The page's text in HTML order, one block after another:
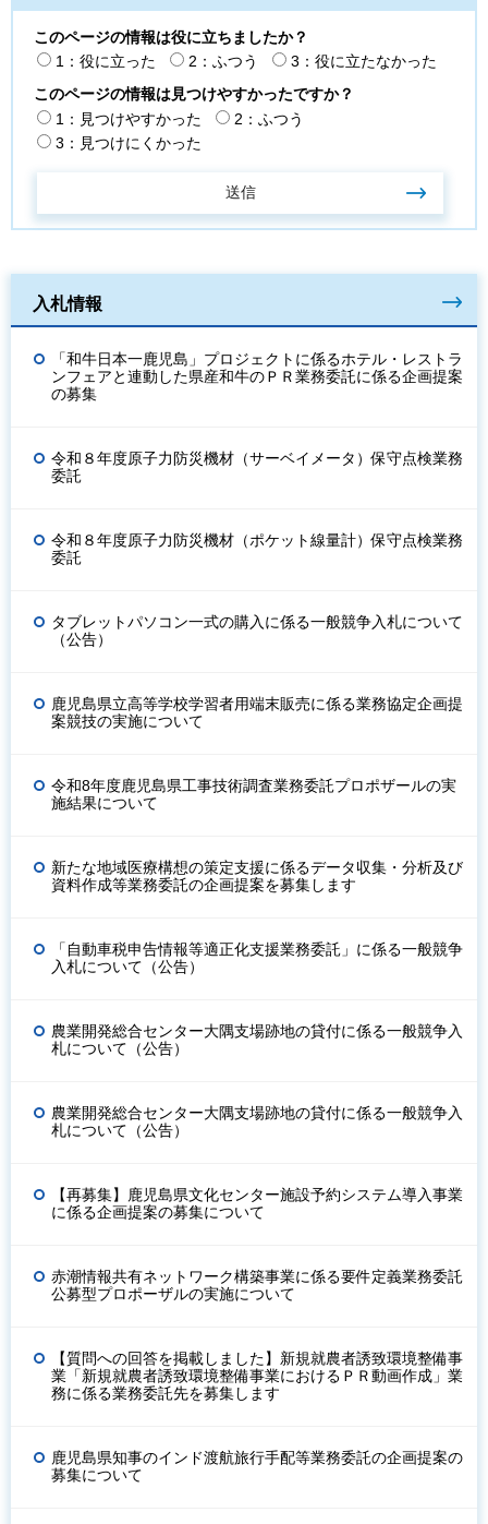
このページの情報は役に立ちましたか？
1：役に立った
2：ふつう
3：役に立たなかった
このページの情報は見つけやすかったですか？
1：見つけやすかった
2：ふつう
3：見つけにくかった
入札情報
「和牛日本一鹿児島」プロジェクトに係るホテル・レストラ
ンフェアと連動した県産和牛のＰＲ業務委託に係る企画提案
の募集
令和８年度原子力防災機材（サーベイメータ）保守点検業務
委託
令和８年度原子力防災機材（ポケット線量計）保守点検業務
委託
タブレットパソコン一式の購入に係る一般競争入札について
（公告）
鹿児島県立高等学校学習者用端末販売に係る業務協定企画提
案競技の実施について
令和8年度鹿児島県工事技術調査業務委託プロポザールの実
施結果について
新たな地域医療構想の策定支援に係るデータ収集・分析及び
資料作成等業務委託の企画提案を募集します
「自動車税申告情報等適正化支援業務委託」に係る一般競争
入札について（公告）
農業開発総合センター大隅支場跡地の貸付に係る一般競争入
札について（公告）
農業開発総合センター大隅支場跡地の貸付に係る一般競争入
札について（公告）
【再募集】鹿児島県文化センター施設予約システム導入事業
に係る企画提案の募集について
赤潮情報共有ネットワーク構築事業に係る要件定義業務委託
公募型プロポーザルの実施について
【質問への回答を掲載しました】新規就農者誘致環境整備事
業「新規就農者誘致環境整備事業におけるＰＲ動画作成」業
務に係る業務委託先を募集します
鹿児島県知事のインド渡航旅行手配等業務委託の企画提案の
募集について